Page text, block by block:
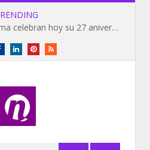
Barack y Michelle Obama celebran hoy su 27 aniversario de bodas
FacebookLinkedInPinterestRSS